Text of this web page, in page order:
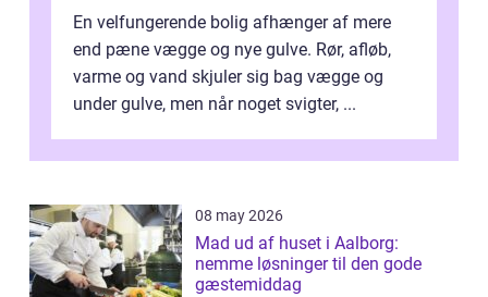
En velfungerende bolig afhænger af mere
end pæne vægge og nye gulve. Rør, afløb,
varme og vand skjuler sig bag vægge og
under gulve, men når noget svigter, ...
08 may 2026
Mad ud af huset i Aalborg:
nemme løsninger til den gode
gæstemiddag